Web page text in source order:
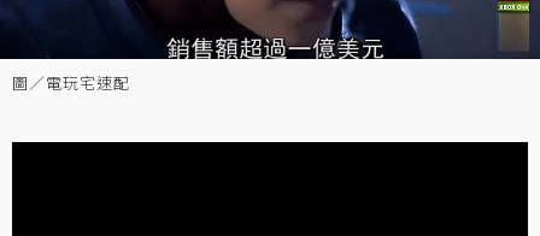
圖／電玩宅速配